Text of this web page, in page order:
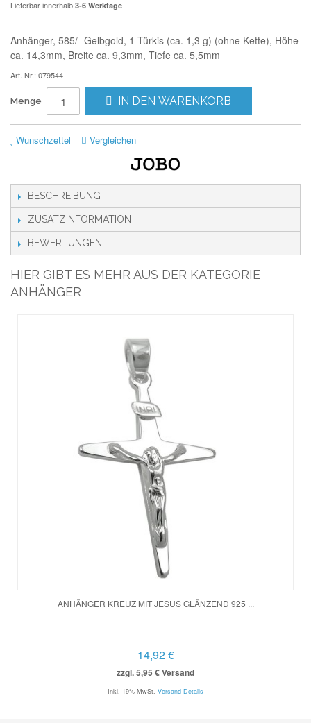
Lieferbar innerhalb 3-6 Werktage
Anhänger, 585/- Gelbgold, 1 Türkis (ca. 1,3 g) (ohne Kette), Höhe
ca. 14,3mm, Breite ca. 9,3mm, Tiefe ca. 5,5mm
Art. Nr.: 079544
Menge IN DEN WARENKORB
Wunschzettel Vergleichen
BESCHREIBUNG
ZUSATZINFORMATION
BEWERTUNGEN
HIER GIBT ES MEHR AUS DER KATEGORIE
ANHÄNGER
ANHÄNGER KREUZ MIT JESUS GLÄNZEND 925 ...
14,92 €
zzgl. 5,95 € Versand
Inkl. 19% MwSt. Versand Details